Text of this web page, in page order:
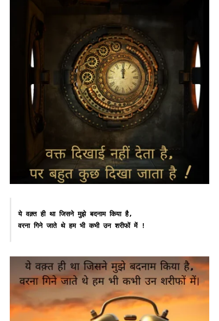
ये वक़्त ही था जिसने मुझे बदनाम किया है,